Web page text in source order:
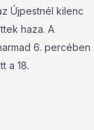
Újpestnél kilenc
haza. A
6. percében
a 18.